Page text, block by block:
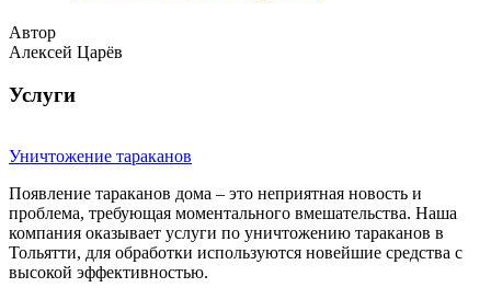
Автор
Алексей Царёв
Услуги
Уничтожение тараканов
Появление тараканов дома – это неприятная новость и
проблема, требующая моментального вмешательства. Наша
компания оказывает услуги по уничтожению тараканов в
Тольятти, для обработки используются новейшие средства с
высокой эффективностью.